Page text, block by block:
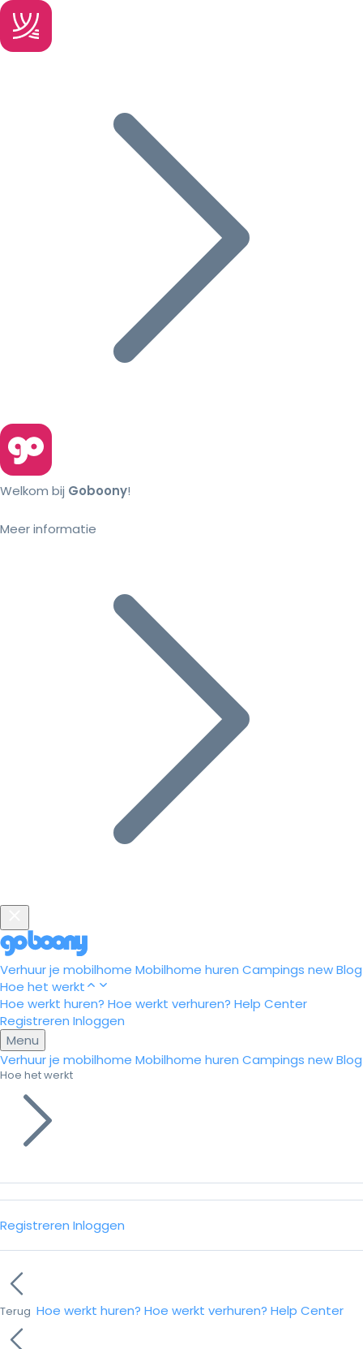
Welkom bij Goboony!
Meer informatie
Verhuur je mobilhome Mobilhome huren Campings newBlog
Hoe het werkt
Hoe werkt huren? Hoe werkt verhuren? Help Center
Registreren Inloggen
Menu
Verhuur je mobilhome Mobilhome huren Campings newBlog
Hoe het werkt
Registreren Inloggen
Terug Hoe werkt huren? Hoe werkt verhuren? Help Center